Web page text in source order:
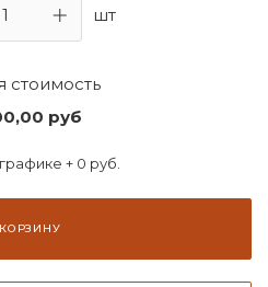
шт
стоимость
руб
+ 0 руб.